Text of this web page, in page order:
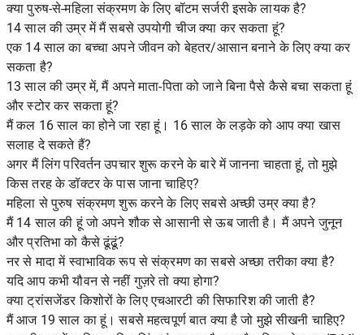
क्या पुरुष-से-महिला संक्रमण के लिए बॉटम सर्जरी इसके लायक है?
14 साल की उम्र में मैं सबसे उपयोगी चीज क्या कर सकता हूं?
एक 14 साल का बच्चा अपने जीवन को बेहतर/आसान बनाने के लिए क्या कर
सकता है?
13 साल की उम्र में, मैं अपने माता-पिता को जाने बिना पैसे कैसे बचा सकता हूं
और स्टोर कर सकता हूं?
मैं कल 16 साल का होने जा रहा हूं। 16 साल के लड़के को आप क्या खास
सलाह दे सकते हैं?
अगर मैं लिंग परिवर्तन उपचार शुरू करने के बारे में जानना चाहता हूं, तो मुझे
किस तरह के डॉक्टर के पास जाना चाहिए?
महिला से पुरुष संक्रमण शुरू करने के लिए सबसे अच्छी उम्र क्या है?
मैं 14 साल की हूं जो अपने शौक से आसानी से ऊब जाती है। मैं अपने जुनून
और प्रतिभा को कैसे ढूंढूं?
नर से मादा में स्वाभाविक रूप से संक्रमण का सबसे अच्छा तरीका क्या है?
यदि आप कभी यौवन से नहीं गुज़रे तो क्या होगा?
क्या ट्रांसजेंडर किशोरों के लिए एचआरटी की सिफारिश की जाती है?
मैं आज 19 साल का हूं। सबसे महत्वपूर्ण बात क्या है जो मुझे सीखनी चाहिए?